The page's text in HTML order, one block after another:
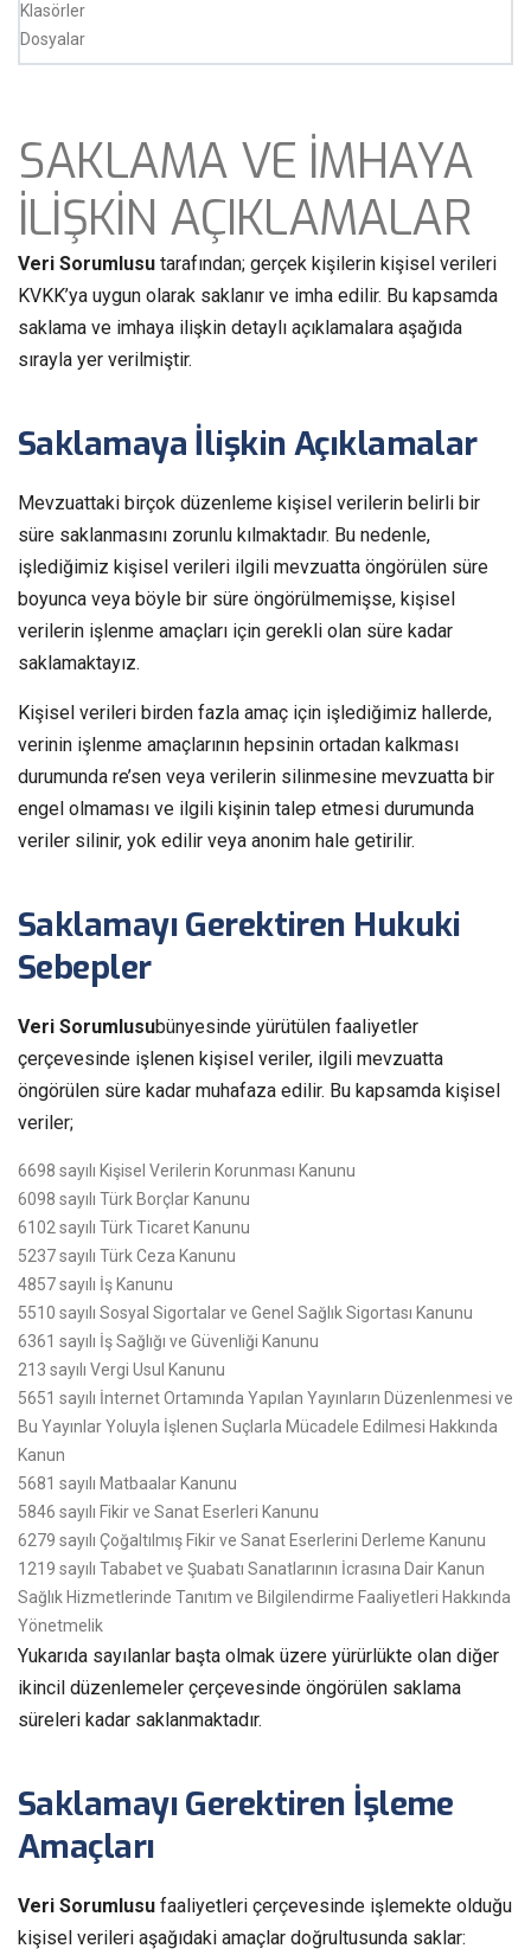
Klasörler
Dosyalar
SAKLAMA VE İMHAYA
İLİŞKİN AÇIKLAMALAR
Veri Sorumlusu tarafından; gerçek kişilerin kişisel verileri
KVKK’ya uygun olarak saklanır ve imha edilir. Bu kapsamda
saklama ve imhaya ilişkin detaylı açıklamalara aşağıda
sırayla yer verilmiştir.
Saklamaya İlişkin Açıklamalar
Mevzuattaki birçok düzenleme kişisel verilerin belirli bir
süre saklanmasını zorunlu kılmaktadır. Bu nedenle,
işlediğimiz kişisel verileri ilgili mevzuatta öngörülen süre
boyunca veya böyle bir süre öngörülmemişse, kişisel
verilerin işlenme amaçları için gerekli olan süre kadar
saklamaktayız.
Kişisel verileri birden fazla amaç için işlediğimiz hallerde,
verinin işlenme amaçlarının hepsinin ortadan kalkması
durumunda re’sen veya verilerin silinmesine mevzuatta bir
engel olmaması ve ilgili kişinin talep etmesi durumunda
veriler silinir, yok edilir veya anonim hale getirilir.
Saklamayı Gerektiren Hukuki
Sebepler
Veri Sorumlusubünyesinde yürütülen faaliyetler
çerçevesinde işlenen kişisel veriler, ilgili mevzuatta
öngörülen süre kadar muhafaza edilir. Bu kapsamda kişisel
veriler;
6698 sayılı Kişisel Verilerin Korunması Kanunu
6098 sayılı Türk Borçlar Kanunu
6102 sayılı Türk Ticaret Kanunu
5237 sayılı Türk Ceza Kanunu
4857 sayılı İş Kanunu
5510 sayılı Sosyal Sigortalar ve Genel Sağlık Sigortası Kanunu
6361 sayılı İş Sağlığı ve Güvenliği Kanunu
213 sayılı Vergi Usul Kanunu
5651 sayılı İnternet Ortamında Yapılan Yayınların Düzenlenmesi ve
Bu Yayınlar Yoluyla İşlenen Suçlarla Mücadele Edilmesi Hakkında
Kanun
5681 sayılı Matbaalar Kanunu
5846 sayılı Fikir ve Sanat Eserleri Kanunu
6279 sayılı Çoğaltılmış Fikir ve Sanat Eserlerini Derleme Kanunu
1219 sayılı Tababet ve Şuabatı Sanatlarının İcrasına Dair Kanun
Sağlık Hizmetlerinde Tanıtım ve Bilgilendirme Faaliyetleri Hakkında
Yönetmelik
Yukarıda sayılanlar başta olmak üzere yürürlükte olan diğer
ikincil düzenlemeler çerçevesinde öngörülen saklama
süreleri kadar saklanmaktadır.
Saklamayı Gerektiren İşleme
Amaçları
Veri Sorumlusu faaliyetleri çerçevesinde işlemekte olduğu
kişisel verileri aşağıdaki amaçlar doğrultusunda saklar: